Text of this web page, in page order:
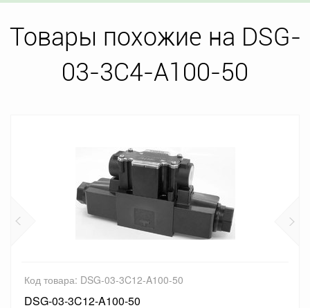
Товары похожие на DSG-
03-3C4-A100-50
Код товара: DSG-03-3C12-A100-50
DSG-03-3C12-A100-50